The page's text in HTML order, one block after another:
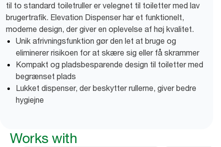
til to standard toiletruller er velegnet til toiletter med lav
brugertrafik. Elevation Dispenser har et funktionelt,
moderne design, der giver en oplevelse af høj kvalitet.
Unik afrivningsfunktion gør den let at bruge og
eliminerer risikoen for at skære sig eller få skrammer
Kompakt og pladsbesparende design til toiletter med
begrænset plads
Lukket dispenser, der beskytter rullerne, giver bedre
hygiejne
Works with